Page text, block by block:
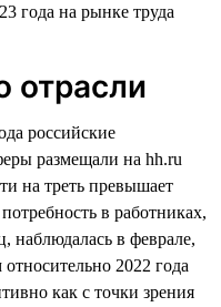
года на рынке труда
отрасли
российские
размещали на hh.ru
на треть превышает
в работниках,
наблюдалась в феврале,
2022 года
как с точки зрения